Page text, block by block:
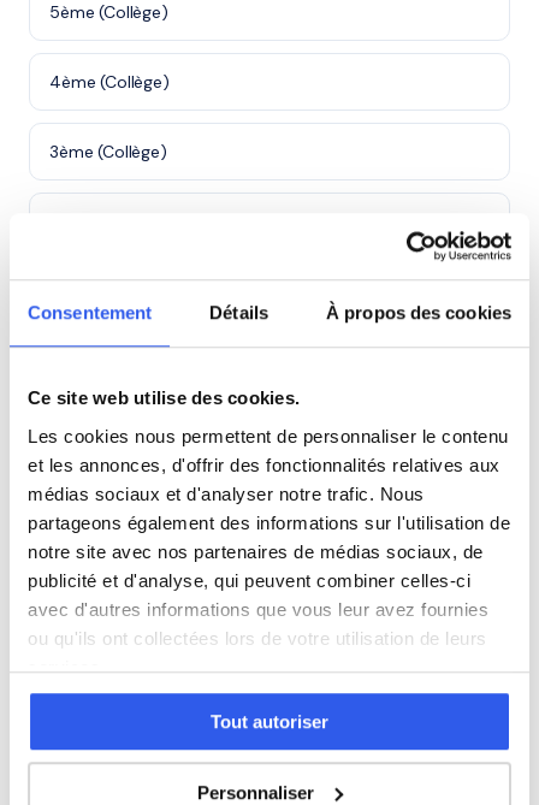
Consentement Détails À propos des cookies
Ce site web utilise des cookies.
Les cookies nous permettent de personnaliser le contenu
et les annonces, d'offrir des fonctionnalités relatives aux
médias sociaux et d'analyser notre trafic. Nous
partageons également des informations sur l'utilisation de
notre site avec nos partenaires de médias sociaux, de
publicité et d'analyse, qui peuvent combiner celles-ci
avec d'autres informations que vous leur avez fournies
ou qu'ils ont collectées lors de votre utilisation de leurs
services.
Tout autoriser
Personnaliser
5ème (Collège)
4ème (Collège)
3ème (Collège)
Études supérieures (Supérieur & Adultes)
Adultes (Supérieur & Adultes)
⭐
Note moyenne de 4.8/5. Notre organisme partenaire
intervient à domicile à Massy et alentours.
Rejoindre ces familles →